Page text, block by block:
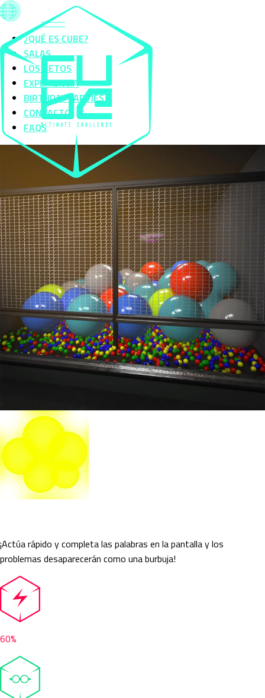
¿QUÉ ES CUBE?
SALAS
LOS RETOS
EXPERIENCIA
BIRTHDAY PARTIES
CONTACTO
FAQS
¡Actúa rápido y completa las palabras en la pantalla y los
problemas desaparecerán como una burbuja!
60%